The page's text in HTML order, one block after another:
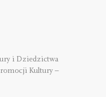
i Dziedzictwa
Kultury –